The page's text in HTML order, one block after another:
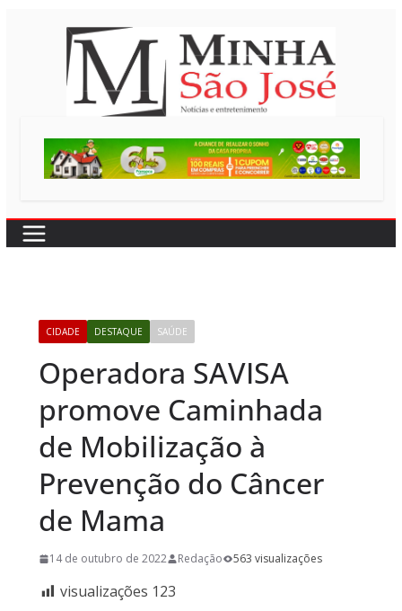
CIDADE DESTAQUE SAÚDE
Operadora SAVISA
promove Caminhada
de Mobilização à
Prevenção do Câncer
de Mama
14 de outubro de 2022 Redação 563 visualizações
visualizações 123